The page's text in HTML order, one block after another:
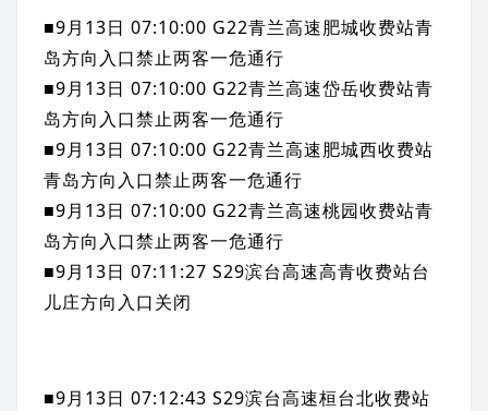
■9月13日 07:10:00 G22青兰高速肥城收费站青
岛方向入口禁止两客一危通行
■9月13日 07:10:00 G22青兰高速岱岳收费站青
岛方向入口禁止两客一危通行
■9月13日 07:10:00 G22青兰高速肥城西收费站
青岛方向入口禁止两客一危通行
■9月13日 07:10:00 G22青兰高速桃园收费站青
岛方向入口禁止两客一危通行
■9月13日 07:11:27 S29滨台高速高青收费站台
儿庄方向入口关闭
■9月13日 07:12:43 S29滨台高速桓台北收费站